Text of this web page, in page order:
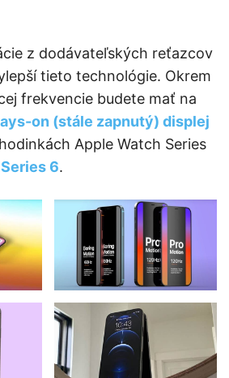
z dodávateľských reťazcov
tieto technológie. Okrem
frekvencie budete mať na
on (stále zapnutý) displej
Apple Watch Series
6.